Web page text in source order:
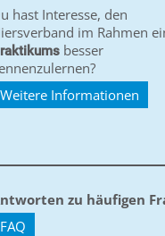
hast Interesse, den
im Rahmen
besser
Weitere Informationen
zu häufigen
FAQ